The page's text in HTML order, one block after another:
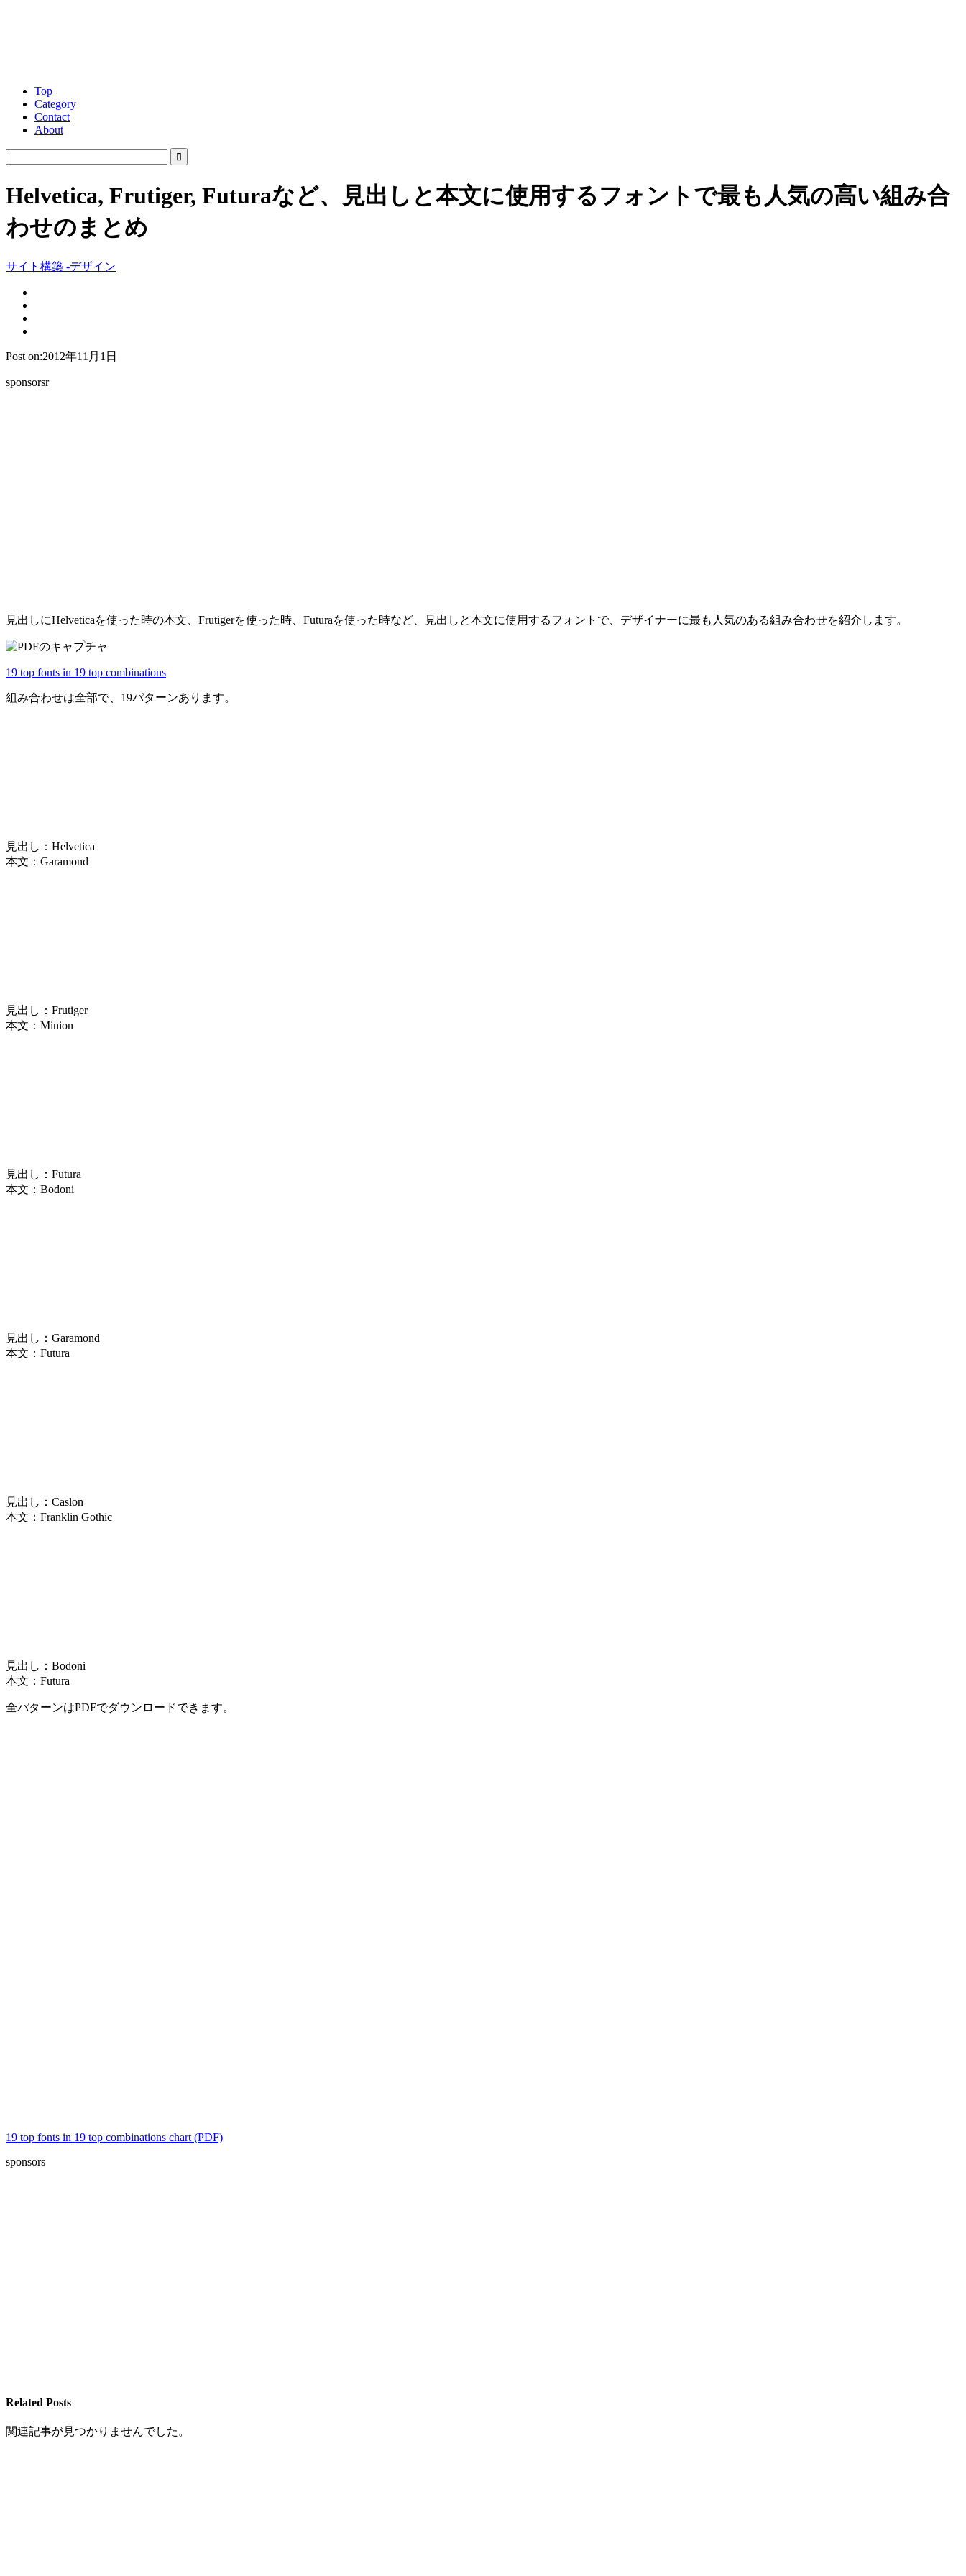
Top
Category
Contact
About
Helvetica, Frutiger, Futuraなど、見出しと本文に使用するフォントで最も人気の高い組み合
わせのまとめ
サイト構築 -デザイン
Post on:2012年11月1日
sponsorsr
見出しにHelveticaを使った時の本文、Frutigerを使った時、Futuraを使った時など、見出しと本文に使用するフォントで、デザイナーに最も人気のある組み合わせを紹介します。
19 top fonts in 19 top combinations
組み合わせは全部で、19パターンあります。
見出し：Helvetica
本文：Garamond
見出し：Frutiger
本文：Minion
見出し：Futura
本文：Bodoni
見出し：Garamond
本文：Futura
見出し：Caslon
本文：Franklin Gothic
見出し：Bodoni
本文：Futura
全パターンはPDFでダウンロードできます。
19 top fonts in 19 top combinations chart (PDF)
sponsors
Related Posts
関連記事が見つかりませんでした。